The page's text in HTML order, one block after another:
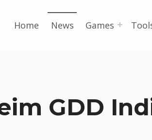
Home News Games
GDD